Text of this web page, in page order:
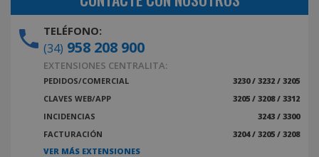
TELÉFONO:
(34) 958 208 900
EXTENSIONES CENTRALITA:
PEDIDOS/COMERCIAL
3230 / 3232 / 3205
CLAVES WEB/APP
3205 / 3208 / 3312
INCIDENCIAS
3243 / 3300
FACTURACIÓN
3204 / 3205 / 3208
VER MÁS EXTENSIONES